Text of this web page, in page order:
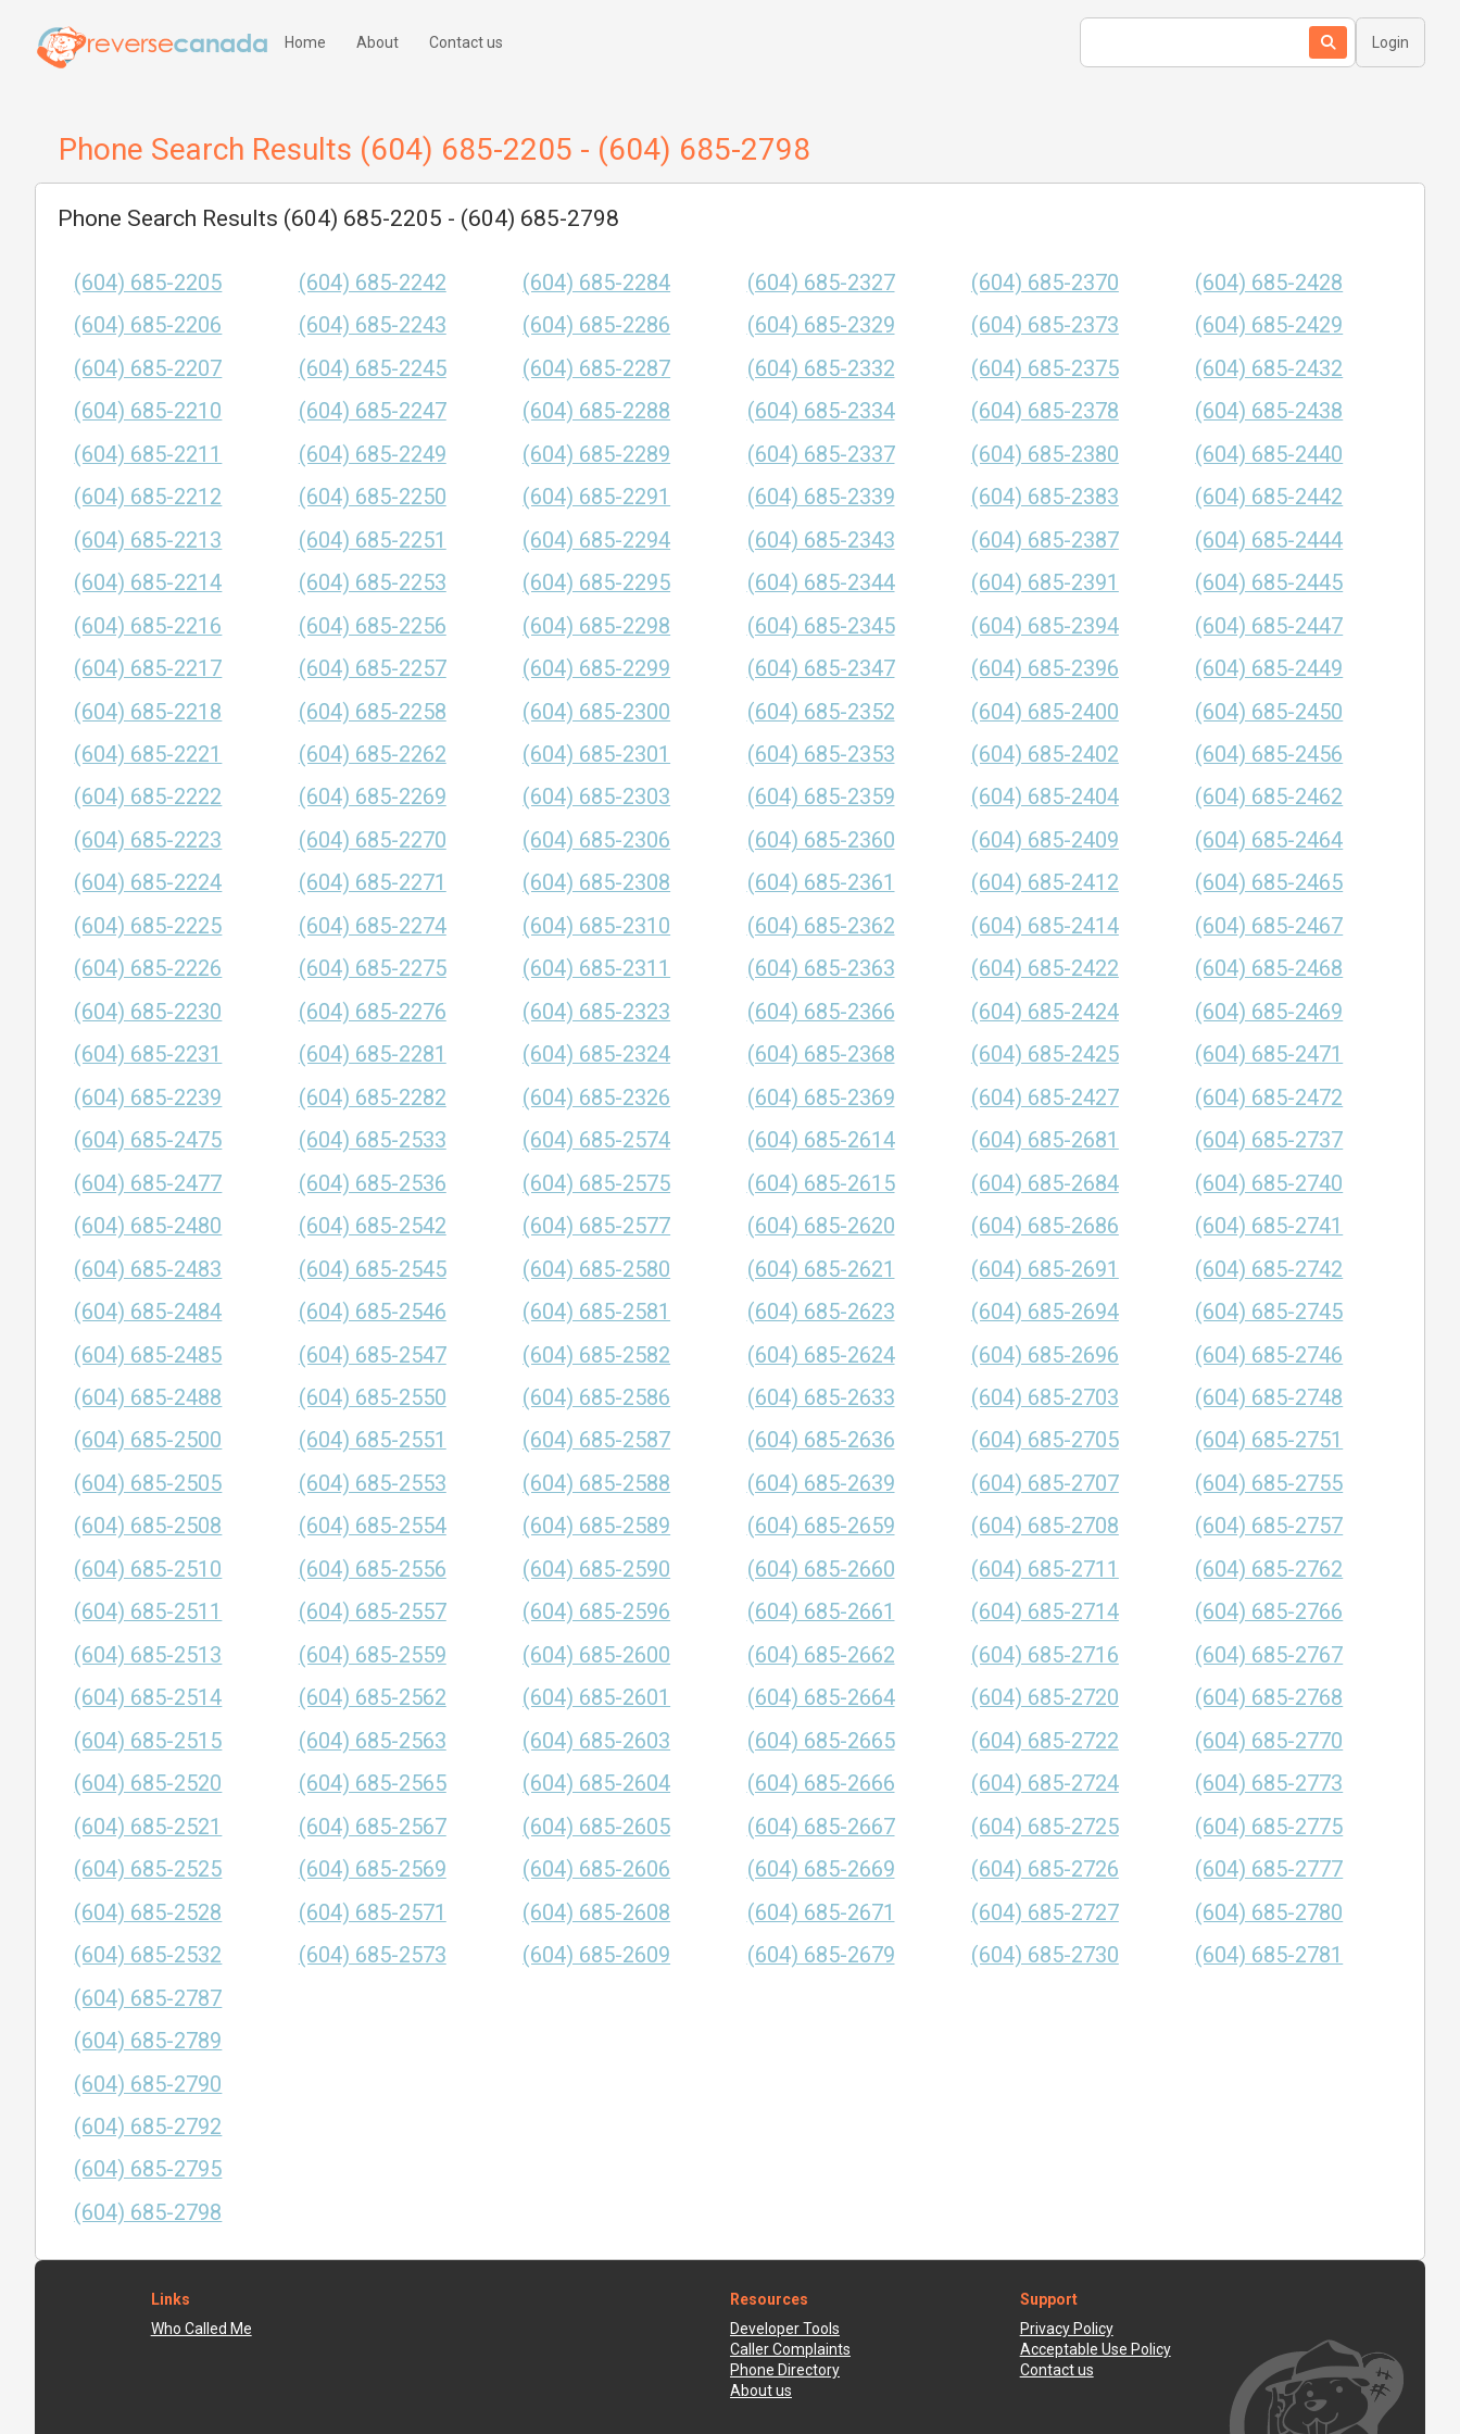
Home About Contact us Login
Phone Search Results (604) 685-2205 - (604) 685-2798
Phone Search Results (604) 685-2205 - (604) 685-2798
(604) 685-2205
(604) 685-2206
(604) 685-2207
(604) 685-2210
(604) 685-2211
(604) 685-2212
(604) 685-2213
(604) 685-2214
(604) 685-2216
(604) 685-2217
(604) 685-2218
(604) 685-2221
(604) 685-2222
(604) 685-2223
(604) 685-2224
(604) 685-2225
(604) 685-2226
(604) 685-2230
(604) 685-2231
(604) 685-2239
(604) 685-2242
(604) 685-2243
(604) 685-2245
(604) 685-2247
(604) 685-2249
(604) 685-2250
(604) 685-2251
(604) 685-2253
(604) 685-2256
(604) 685-2257
(604) 685-2258
(604) 685-2262
(604) 685-2269
(604) 685-2270
(604) 685-2271
(604) 685-2274
(604) 685-2275
(604) 685-2276
(604) 685-2281
(604) 685-2282
(604) 685-2284
(604) 685-2286
(604) 685-2287
(604) 685-2288
(604) 685-2289
(604) 685-2291
(604) 685-2294
(604) 685-2295
(604) 685-2298
(604) 685-2299
(604) 685-2300
(604) 685-2301
(604) 685-2303
(604) 685-2306
(604) 685-2308
(604) 685-2310
(604) 685-2311
(604) 685-2323
(604) 685-2324
(604) 685-2326
(604) 685-2327
(604) 685-2329
(604) 685-2332
(604) 685-2334
(604) 685-2337
(604) 685-2339
(604) 685-2343
(604) 685-2344
(604) 685-2345
(604) 685-2347
(604) 685-2352
(604) 685-2353
(604) 685-2359
(604) 685-2360
(604) 685-2361
(604) 685-2362
(604) 685-2363
(604) 685-2366
(604) 685-2368
(604) 685-2369
(604) 685-2370
(604) 685-2373
(604) 685-2375
(604) 685-2378
(604) 685-2380
(604) 685-2383
(604) 685-2387
(604) 685-2391
(604) 685-2394
(604) 685-2396
(604) 685-2400
(604) 685-2402
(604) 685-2404
(604) 685-2409
(604) 685-2412
(604) 685-2414
(604) 685-2422
(604) 685-2424
(604) 685-2425
(604) 685-2427
(604) 685-2428
(604) 685-2429
(604) 685-2432
(604) 685-2438
(604) 685-2440
(604) 685-2442
(604) 685-2444
(604) 685-2445
(604) 685-2447
(604) 685-2449
(604) 685-2450
(604) 685-2456
(604) 685-2462
(604) 685-2464
(604) 685-2465
(604) 685-2467
(604) 685-2468
(604) 685-2469
(604) 685-2471
(604) 685-2472
(604) 685-2475
(604) 685-2477
(604) 685-2480
(604) 685-2483
(604) 685-2484
(604) 685-2485
(604) 685-2488
(604) 685-2500
(604) 685-2505
(604) 685-2508
(604) 685-2510
(604) 685-2511
(604) 685-2513
(604) 685-2514
(604) 685-2515
(604) 685-2520
(604) 685-2521
(604) 685-2525
(604) 685-2528
(604) 685-2532
(604) 685-2533
(604) 685-2536
(604) 685-2542
(604) 685-2545
(604) 685-2546
(604) 685-2547
(604) 685-2550
(604) 685-2551
(604) 685-2553
(604) 685-2554
(604) 685-2556
(604) 685-2557
(604) 685-2559
(604) 685-2562
(604) 685-2563
(604) 685-2565
(604) 685-2567
(604) 685-2569
(604) 685-2571
(604) 685-2573
(604) 685-2574
(604) 685-2575
(604) 685-2577
(604) 685-2580
(604) 685-2581
(604) 685-2582
(604) 685-2586
(604) 685-2587
(604) 685-2588
(604) 685-2589
(604) 685-2590
(604) 685-2596
(604) 685-2600
(604) 685-2601
(604) 685-2603
(604) 685-2604
(604) 685-2605
(604) 685-2606
(604) 685-2608
(604) 685-2609
(604) 685-2614
(604) 685-2615
(604) 685-2620
(604) 685-2621
(604) 685-2623
(604) 685-2624
(604) 685-2633
(604) 685-2636
(604) 685-2639
(604) 685-2659
(604) 685-2660
(604) 685-2661
(604) 685-2662
(604) 685-2664
(604) 685-2665
(604) 685-2666
(604) 685-2667
(604) 685-2669
(604) 685-2671
(604) 685-2679
(604) 685-2681
(604) 685-2684
(604) 685-2686
(604) 685-2691
(604) 685-2694
(604) 685-2696
(604) 685-2703
(604) 685-2705
(604) 685-2707
(604) 685-2708
(604) 685-2711
(604) 685-2714
(604) 685-2716
(604) 685-2720
(604) 685-2722
(604) 685-2724
(604) 685-2725
(604) 685-2726
(604) 685-2727
(604) 685-2730
(604) 685-2737
(604) 685-2740
(604) 685-2741
(604) 685-2742
(604) 685-2745
(604) 685-2746
(604) 685-2748
(604) 685-2751
(604) 685-2755
(604) 685-2757
(604) 685-2762
(604) 685-2766
(604) 685-2767
(604) 685-2768
(604) 685-2770
(604) 685-2773
(604) 685-2775
(604) 685-2777
(604) 685-2780
(604) 685-2781
(604) 685-2787
(604) 685-2789
(604) 685-2790
(604) 685-2792
(604) 685-2795
(604) 685-2798
Links
Who Called Me
Resources
Developer Tools
Caller Complaints
Phone Directory
About us
Support
Privacy Policy
Acceptable Use Policy
Contact us